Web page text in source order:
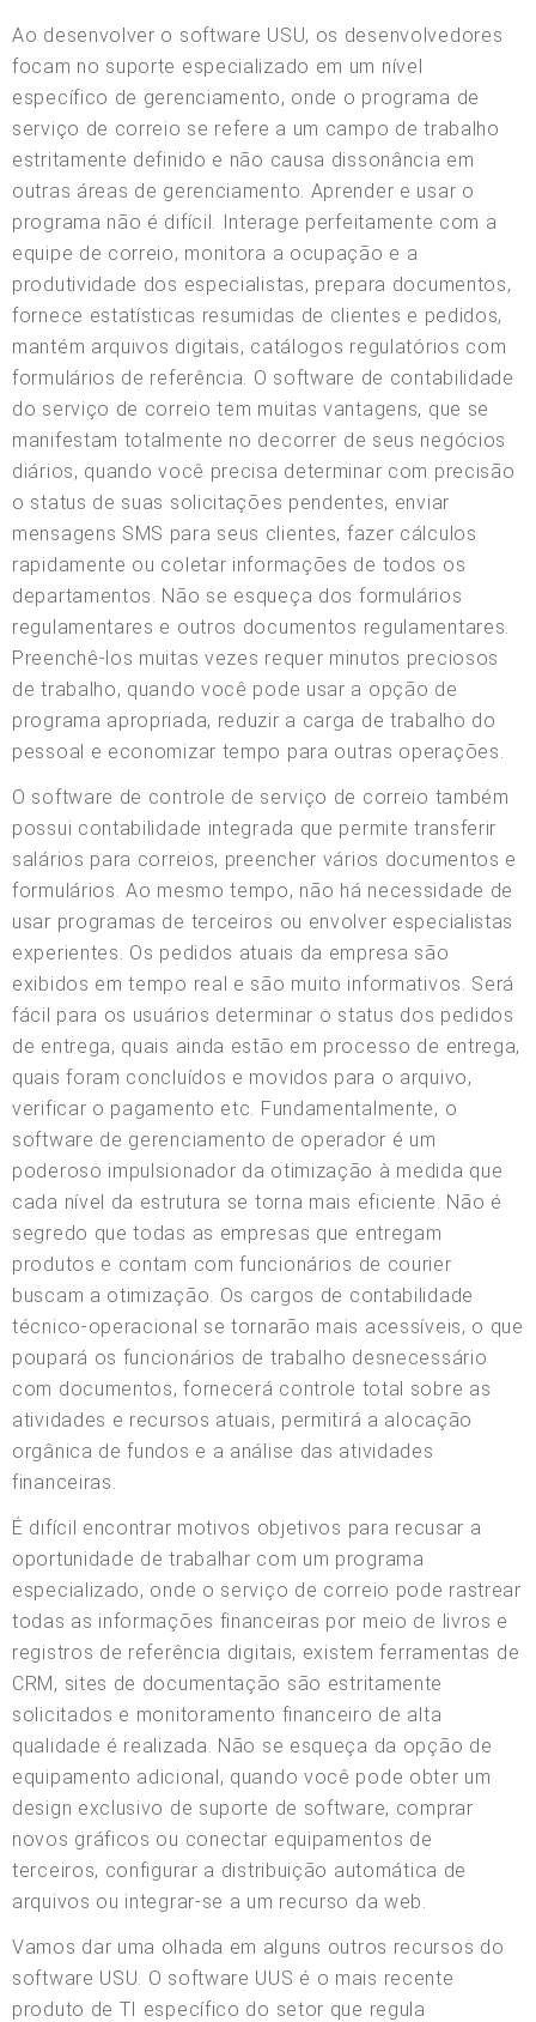
Ao desenvolver o software USU, os desenvolvedores
focam no suporte especializado em um nível
específico de gerenciamento, onde o programa de
serviço de correio se refere a um campo de trabalho
estritamente definido e não causa dissonância em
outras áreas de gerenciamento. Aprender e usar o
programa não é difícil. Interage perfeitamente com a
equipe de correio, monitora a ocupação e a
produtividade dos especialistas, prepara documentos,
fornece estatísticas resumidas de clientes e pedidos,
mantém arquivos digitais, catálogos regulatórios com
formulários de referência. O software de contabilidade
do serviço de correio tem muitas vantagens, que se
manifestam totalmente no decorrer de seus negócios
diários, quando você precisa determinar com precisão
o status de suas solicitações pendentes, enviar
mensagens SMS para seus clientes, fazer cálculos
rapidamente ou coletar informações de todos os
departamentos. Não se esqueça dos formulários
regulamentares e outros documentos regulamentares.
Preenchê-los muitas vezes requer minutos preciosos
de trabalho, quando você pode usar a opção de
programa apropriada, reduzir a carga de trabalho do
pessoal e economizar tempo para outras operações.
O software de controle de serviço de correio também
possui contabilidade integrada que permite transferir
salários para correios, preencher vários documentos e
formulários. Ao mesmo tempo, não há necessidade de
usar programas de terceiros ou envolver especialistas
experientes. Os pedidos atuais da empresa são
exibidos em tempo real e são muito informativos. Será
fácil para os usuários determinar o status dos pedidos
de entrega, quais ainda estão em processo de entrega,
quais foram concluídos e movidos para o arquivo,
verificar o pagamento etc. Fundamentalmente, o
software de gerenciamento de operador é um
poderoso impulsionador da otimização à medida que
cada nível da estrutura se torna mais eficiente. Não é
segredo que todas as empresas que entregam
produtos e contam com funcionários de courier
buscam a otimização. Os cargos de contabilidade
técnico-operacional se tornarão mais acessíveis, o que
poupará os funcionários de trabalho desnecessário
com documentos, fornecerá controle total sobre as
atividades e recursos atuais, permitirá a alocação
orgânica de fundos e a análise das atividades
financeiras.
É difícil encontrar motivos objetivos para recusar a
oportunidade de trabalhar com um programa
especializado, onde o serviço de correio pode rastrear
todas as informações financeiras por meio de livros e
registros de referência digitais, existem ferramentas de
CRM, sites de documentação são estritamente
solicitados e monitoramento financeiro de alta
qualidade é realizada. Não se esqueça da opção de
equipamento adicional, quando você pode obter um
design exclusivo de suporte de software, comprar
novos gráficos ou conectar equipamentos de
terceiros, configurar a distribuição automática de
arquivos ou integrar-se a um recurso da web.
Vamos dar uma olhada em alguns outros recursos do
software USU. O software UUS é o mais recente
produto de TI específico do setor que regula